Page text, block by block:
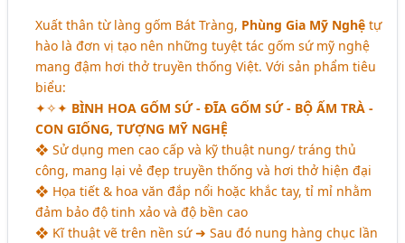
Xuất thân từ làng gốm Bát Tràng, Phùng Gia Mỹ Nghệ tự
hào là đơn vị tạo nên những tuyệt tác gốm sứ mỹ nghệ
mang đậm hơi thở truyền thống Việt. Với sản phẩm tiêu
biểu:
✦✧✦ BÌNH HOA GỐM SỨ - ĐĨA GỐM SỨ - BỘ ẤM TRÀ -
CON GIỐNG, TƯỢNG MỸ NGHỆ
❖ Sử dụng men cao cấp và kỹ thuật nung/ tráng thủ
công, mang lại vẻ đẹp truyền thống và hơi thở hiện đại
❖ Họa tiết & hoa văn đắp nổi hoặc khắc tay, tỉ mỉ nhằm
đảm bảo độ tinh xảo và độ bền cao
❖ Kĩ thuật vẽ trên nền sứ ➜ Sau đó nung hàng chục lần